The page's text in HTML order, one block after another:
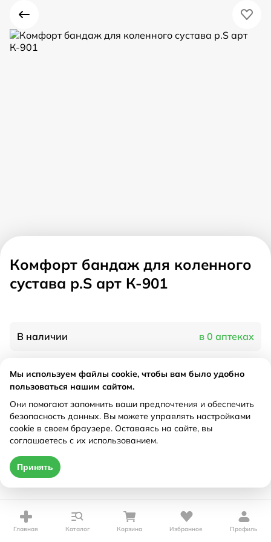
Комфорт бандаж для коленного
сустава р.S арт К-901
В наличии в 0 аптеках
Характеристики
Рецепт Не требуется
Цена действительна только при оформлении онлайн
Главная Каталог Корзина Избранное Профиль
Мы используем файлы cookie, чтобы вам было удобно
пользоваться нашим сайтом.
Они помогают запомнить ваши предпочтения и обеспечить
безопасность данных. Вы можете управлять настройками
cookie в своем браузере. Оставаясь на сайте, вы
соглашаетесь с их использованием.
Принять